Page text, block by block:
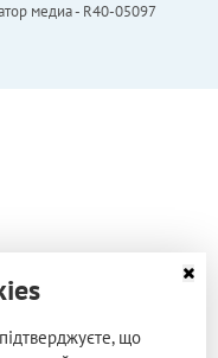
медиа - R40-05097
що